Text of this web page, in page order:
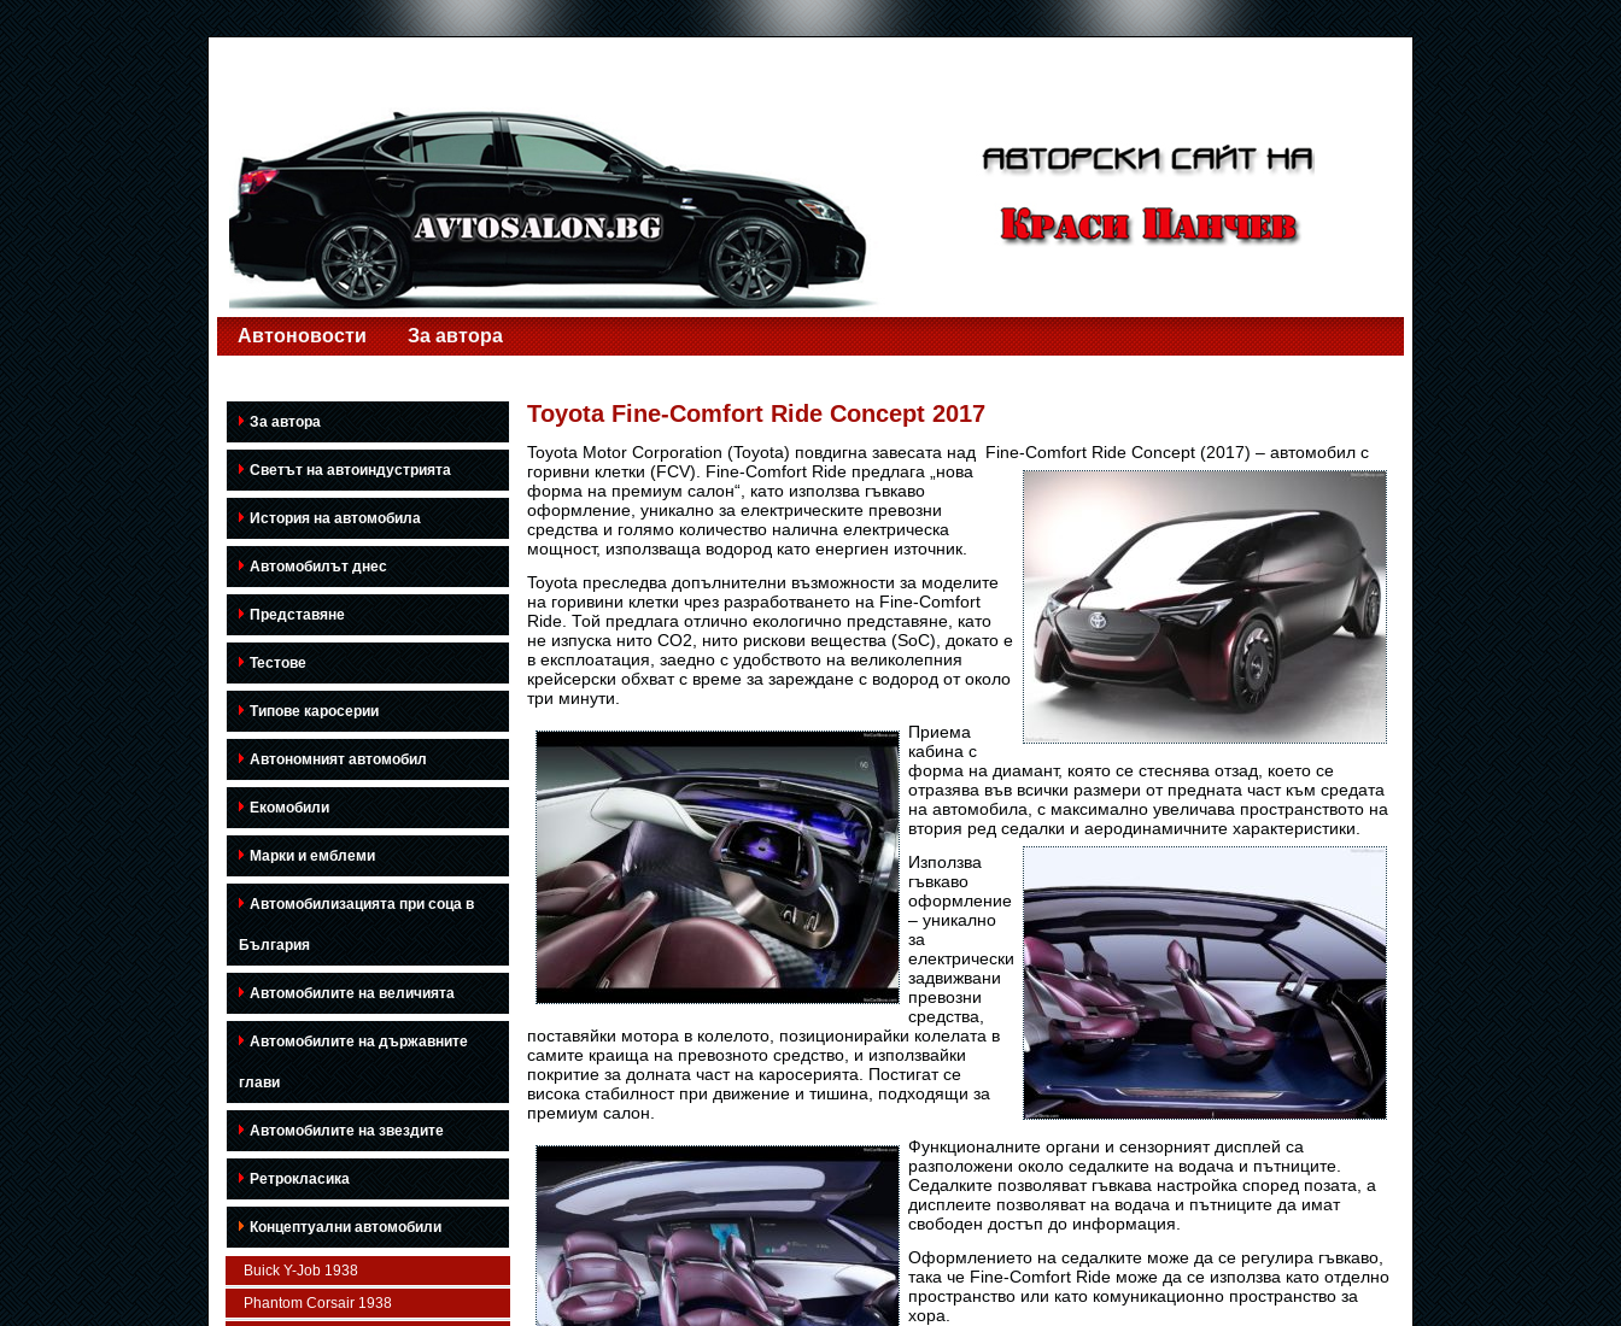
Автоновости За автора
За автора
Светът на автоиндустрията
История на автомобила
Автомобилът днес
Представяне
Тестове
Типове каросерии
Автономният автомобил
Екомобили
Марки и емблеми
Автомобилизацията при соца в
България
Автомобилите на величията
Автомобилите на държавните
глави
Автомобилите на звездите
Ретрокласика
Концептуални автомобили
Buick Y-Job 1938
Phantom Corsair 1938
Toyota Fine-Comfort Ride Concept 2017
Toyota Motor Corporation (Toyota) повдигна завесата над Fine-Comfort Ride Concept (2017) – автомобил с
горивни клетки (FCV). Fine-Comfort Ride предлага „нова
форма на премиум салон“, като използва гъвкаво
оформление, уникално за електрическите превозни
средства и голямо количество налична електрическа
мощност, използваща водород като енергиен източник.
Toyota преследва допълнителни възможности за моделите
на горивини клетки чрез разработването на Fine-Comfort
Ride. Той предлага отлично екологично представяне, като
не изпуска нито CO2, нито рискови вещества (SoC), докато е
в експлоатация, заедно с удобството на великолепния
крейсерски обхват с време за зареждане с водород от около
три минути.
Приема
кабина с
форма на диамант, която се стеснява отзад, което се
отразява във всички размери от предната част към средата
на автомобила, с максимално увеличава пространството на
втория ред седалки и аеродинамичните характеристики.
Използва
гъвкаво
оформление
– уникално
за
електрически
задвижвани
превозни
средства,
поставяйки мотора в колелото, позиционирайки колелата в
самите краища на превозното средство, и използвайки
покритие за долната част на каросерията. Постигат се
висока стабилност при движение и тишина, подходящи за
премиум салон.
Функционалните органи и сензорният дисплей са
разположени около седалките на водача и пътниците.
Седалките позволяват гъвкава настройка според позата, а
дисплеите позволяват на водача и пътниците да имат
свободен достъп до информация.
Оформлението на седалките може да се регулира гъвкаво,
така че Fine-Comfort Ride може да се използва като отделно
пространство или като комуникационно пространство за
хора.